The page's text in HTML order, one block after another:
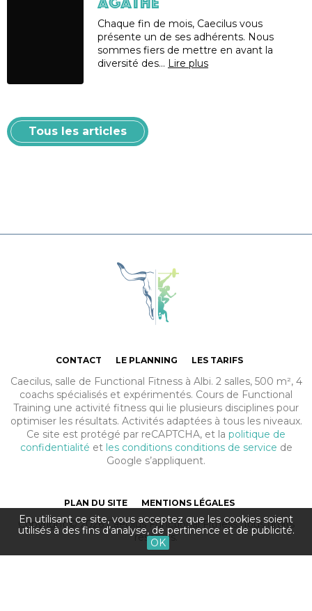
Chaque fin de mois, Caecilus vous
présente un de ses adhérents. Nous
sommes fiers de mettre en avant la
diversité des… Lire plus
Tous les articles
Caecilus Functional Fitness
CONTACT LE PLANNING LES TARIFS
Caecilus, salle de Functional Fitness à Albi. 2 salles, 500 m², 4
coachs spécialisés et expérimentés. Cours de Functional
Training une activité fitness qui lie plusieurs disciplines pour
optimiser les résultats. Activités adaptées à tous les niveaux.
Ce site est protégé par reCAPTCHA, et la politique de
confidentialité et les conditions conditions de service de
Google s’appliquent.
PLAN DU SITE MENTIONS LÉGALES
Copyright © 2026 Caecilus Functional Fitness. Tous droits
réservés.
En utilisant ce site, vous acceptez que les cookies soient
utilisés à des fins d’analyse, de pertinence et de publicité.
OK